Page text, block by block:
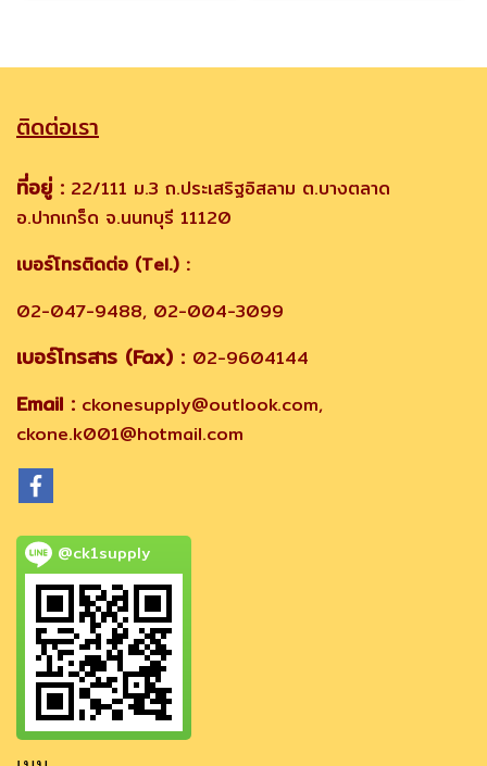
ติดต่อเรา
ที่อยู่ : 22/111 ม.3 ถ.ประเสริฐอิสลาม ต.บางตลาด
อ.ปากเกร็ด จ.นนทบุรี 11120
เบอร์โทรติดต่อ (Tel.) :
02-047-9488, 02-004-3099
เบอร์โทรสาร (Fax) : 02-9604144
Email : ckonesupply@outlook.com,
ckone.k001@hotmail.com
@ck1supply